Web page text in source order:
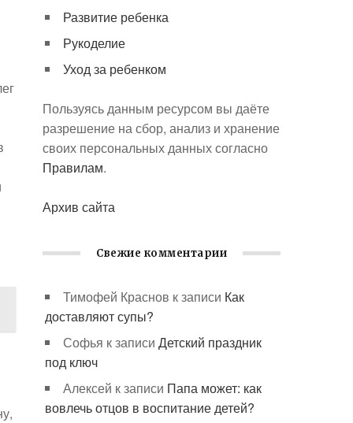
Развитие ребенка
Рукоделие
Уход за ребенком
Пользуясь данным ресурсом вы даёте
разрешение на сбор, анализ и хранение
своих персональных данных согласно
Правилам.
Архив сайта
Свежие комментарии
Тимофей Краснов к записи Как
доставляют супы?
Софья к записиДетский праздник
под ключ
Алексей к записи Папа может: как
вовлечь отцов в воспитание детей?